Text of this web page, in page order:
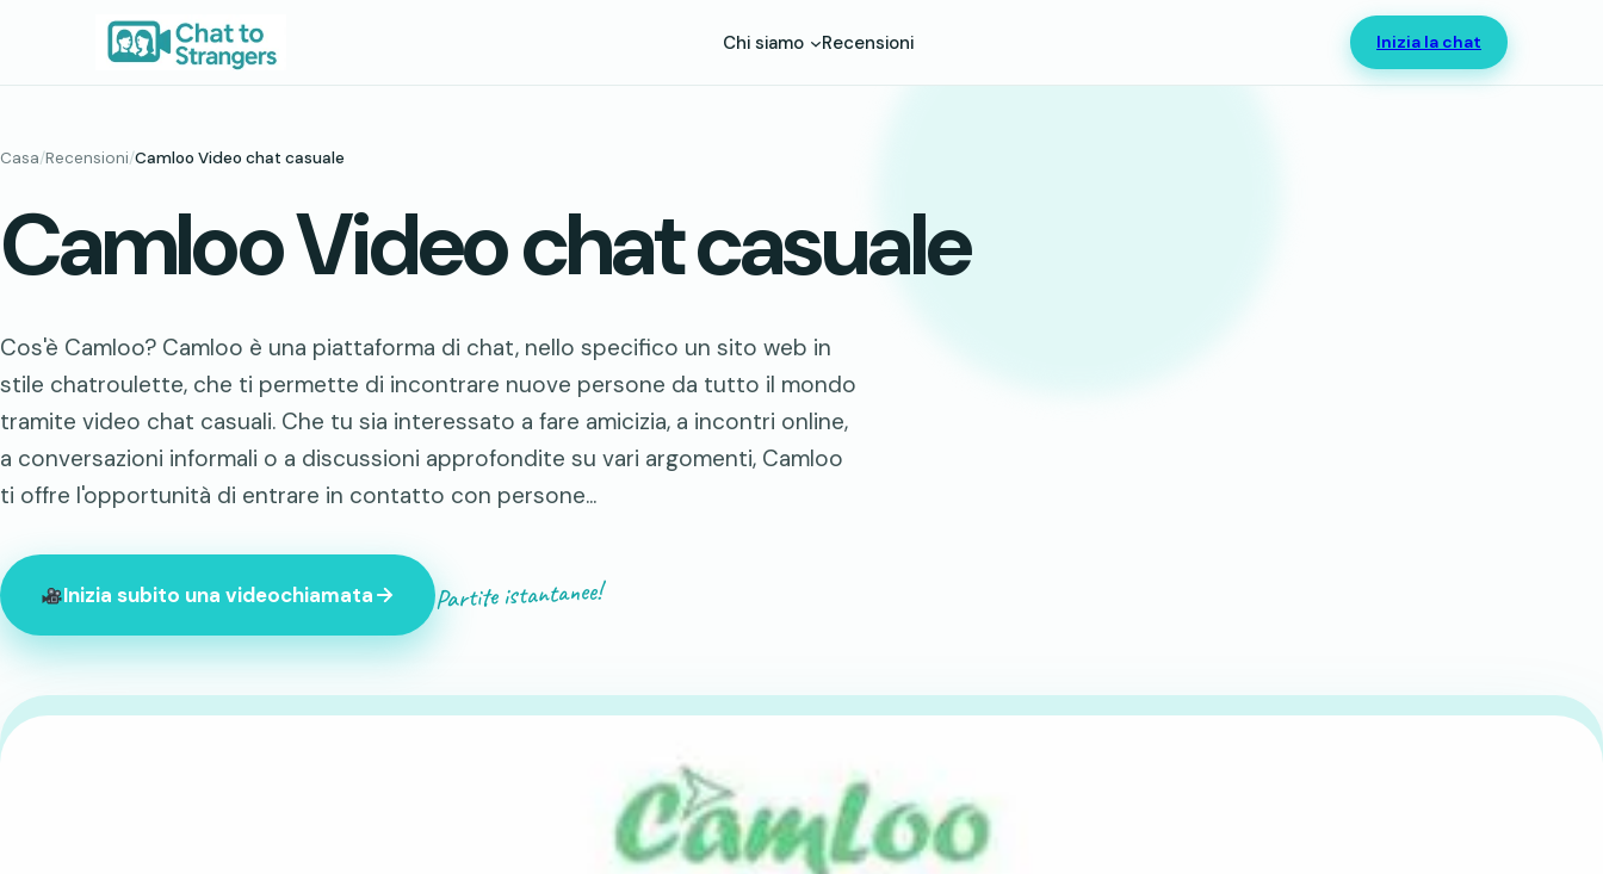
Chi siamo Recensioni Inizia la chat
Casa/Recensioni/Camloo Video chat casuale
Camloo Video chat casuale
Cos'è Camloo? Camloo è una piattaforma di chat, nello specifico un sito web in
stile chatroulette, che ti permette di incontrare nuove persone da tutto il mondo
tramite video chat casuali. Che tu sia interessato a fare amicizia, a incontri online,
a conversazioni informali o a discussioni approfondite su vari argomenti, Camloo
ti offre l'opportunità di entrare in contatto con persone...
Inizia subito una videochiamata Partite istantanee!